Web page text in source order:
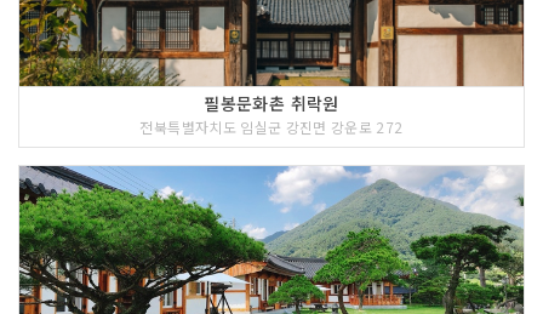
필봉문화촌 취락원
전북특별자치도 임실군 강진면 강운로 272